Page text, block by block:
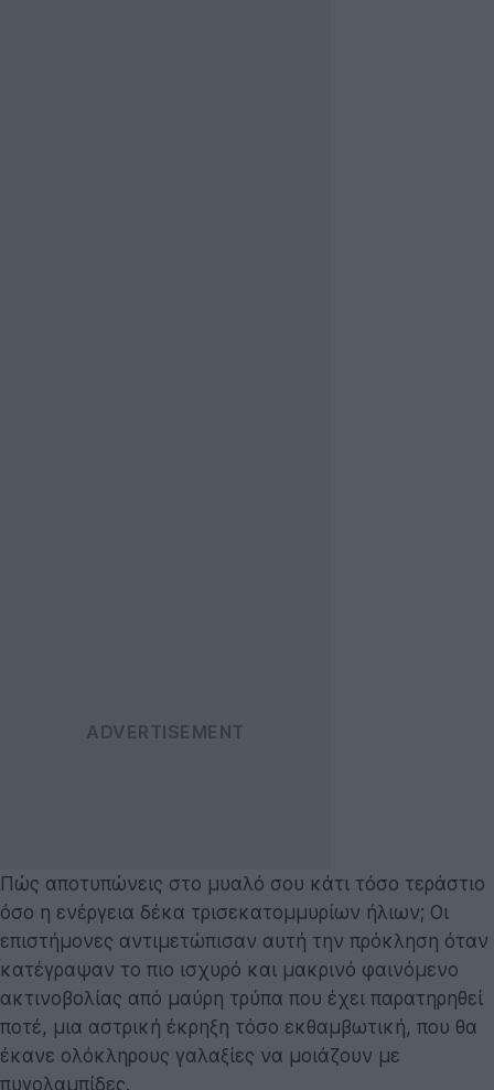
Πώς αποτυπώνεις στο μυαλό σου κάτι τόσο τεράστιο
όσο η ενέργεια δέκα τρισεκατομμυρίων ήλιων; Οι
επιστήμονες αντιμετώπισαν αυτή την πρόκληση όταν
κατέγραψαν το πιο ισχυρό και μακρινό φαινόμενο
ακτινοβολίας από μαύρη τρύπα που έχει παρατηρηθεί
ποτέ, μια αστρική έκρηξη τόσο εκθαμβωτική, που θα
έκανε ολόκληρους γαλαξίες να μοιάζουν με
πυγολαμπίδες.